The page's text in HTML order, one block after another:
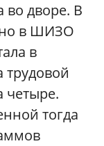
во дворе. В
в ШИЗО
в
трудовой
четыре.
тогда